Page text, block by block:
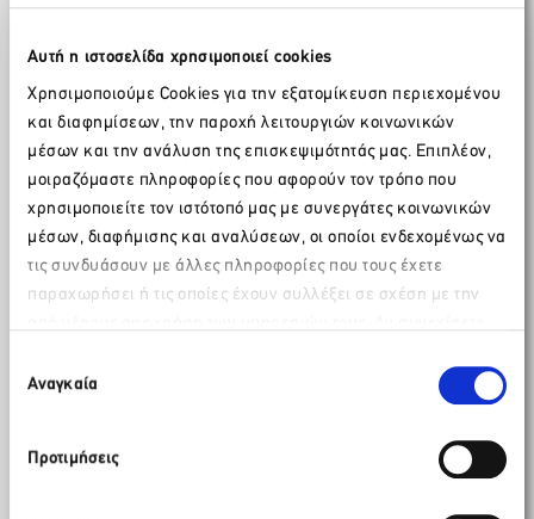
Αυτή η ιστοσελίδα χρησιμοποιεί cookies
Χρησιμοποιούμε Cookies για την εξατομίκευση περιεχομένου
και διαφημίσεων, την παροχή λειτουργιών κοινωνικών
μέσων και την ανάλυση της επισκεψιμότητάς μας. Επιπλέον,
μοιραζόμαστε πληροφορίες που αφορούν τον τρόπο που
χρησιμοποιείτε τον ιστότοπό μας με συνεργάτες κοινωνικών
μέσων, διαφήμισης και αναλύσεων, οι οποίοι ενδεχομένως να
τις συνδυάσουν με άλλες πληροφορίες που τους έχετε
παραχωρήσει ή τις οποίες έχουν συλλέξει σε σχέση με την
των Cookies μας.
συγκατάθεσης
Αναγκαία
Προτιμήσεις
HATTA– HELLENIC ASSOCIATION OF TRAVEL AND
TOURIST AGENCIES
ΣΕΤΚΕ– ΣΥΝΟΜΟΣΠΟΝΔΙΑ ΕΠΙΧΕΙΡΗΜΑΤΙΩΝ
ΤΟΥΡΙΣΤΙΚΩΝ ΚΑΤΑΛΥΜΑΤΩΝ ΕΛΛΑΔΟΣ
ΓΕΠΟΕT– ΓΕΝΙΚΗ ΠΑΝΕΛΛΑΔΙΚΗ ΟΜΟΣΠΟΝΔΙΑ
ΕΠΙΧΕΙΡΗΣΕΩΝ ΤΟΥΡΙΣΜΟΥ
ΣΕΕΝ –ΣΥΝΔΕΣΜΟΣ ΕΠΙΧΕΙΡΗΣΕΩΝ ΕΠΙΒΑΤΗΓΟΥ
ΝΑΥΤΙΛΙΑΣ
ΣΚΑΦΩΝ ΤΟΥΡΙΣΜΟΥ
ΕΕΑΕ–
ΕΝΩΣΗ ΕΛΛΗΝΙΚΩΝ ΑΕΡΟΠΟΡΙΚΩΝ